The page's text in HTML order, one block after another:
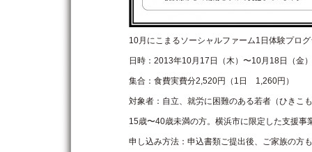
10月にこまるソーシャルファーム1日体験プロ
日時：2013年10月17日（木）〜10月18日（金）
集合：食費実費分2,520円（1日 1,260円）
対象者：自立、就労に困難のある若者（ひきこ
15歳〜40歳未満の方。横浜市に限定した支援事
申し込み方法：申込書類ご提出後、ご家族の方